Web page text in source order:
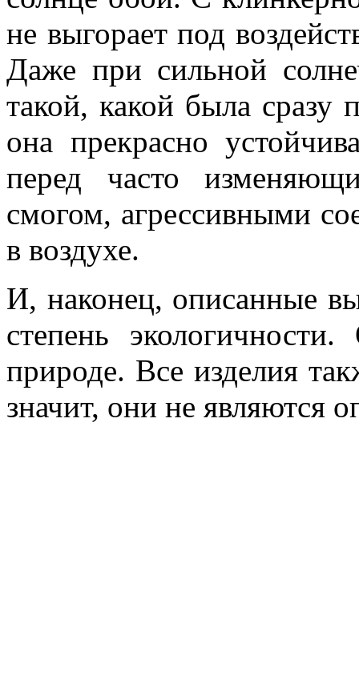
не выгорает под
Даже при сильной
такой, какой была сразу
она прекрасно
перед часто
смогом, агрессивными
в воздухе.
И, наконец, описанные
степень
природе. Все изделия
значит, они не являются